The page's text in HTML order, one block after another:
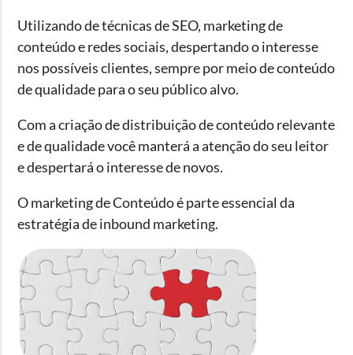
Utilizando de técnicas de SEO, marketing de
conteúdo e redes sociais, despertando o interesse
nos possíveis clientes, sempre por meio de conteúdo
de qualidade para o seu público alvo.
Com a criação de distribuição de conteúdo relevante
e de qualidade você manterá a atenção do seu leitor
e despertará o interesse de novos.
O marketing de Conteúdo é parte essencial da
estratégia de inbound marketing.